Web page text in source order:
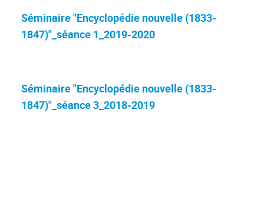
Séminaire "Encyclopédie nouvelle (1833-
1847)"_séance 1_2019-2020
Séminaire "Encyclopédie nouvelle (1833-
1847)"_séance 3_2018-2019